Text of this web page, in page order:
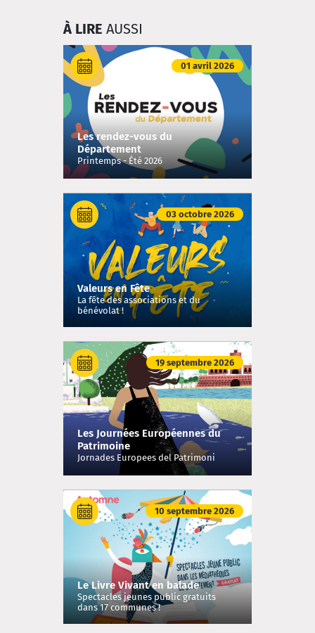
À LIRE AUSSI
01 avril 2026
Les rendez-vous du
Département
Printemps - Été 2026
03 octobre 2026
Valeurs en Fête
La fête des associations et du
bénévolat !
19 septembre 2026
Les Journées Européennes du
Patrimoine
Jornades Europees del Patrimoni
10 septembre 2026
Le Livre Vivant en balade
Spectacles jeunes public gratuits
dans 17 communes !